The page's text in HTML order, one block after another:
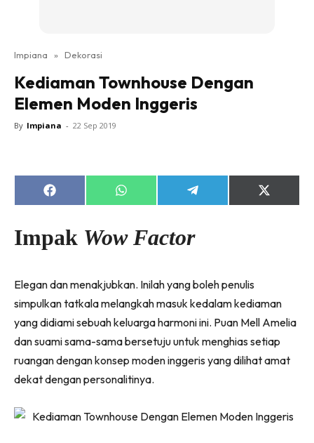
Ruang Makan
Ruang Tamu
Direktori
DIY
Bilik Air
Dapur
Make Over
Bilik Air
Bilik Tidur
Dapur
Ruang Makan
Ruang Tamu
Casa Impiana
Impiana » Dekorasi
Kediaman Townhouse Dengan
Elemen Moden Inggeris
By Impiana - 22 Sep 2019
Share
on
Share
on
Share
on
Share
on
Impak Wow Factor
Elegan dan menakjubkan. Inilah yang boleh penulis
simpulkan tatkala melangkah masuk kedalam kediaman
yang didiami sebuah keluarga harmoni ini. Puan Mell Amelia
dan suami sama-sama bersetuju untuk menghias setiap
ruangan dengan konsep moden inggeris yang dilihat amat
dekat dengan personalitinya.